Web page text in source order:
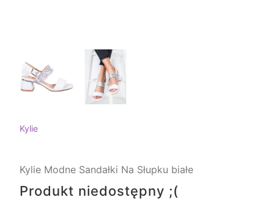
Kylie
Kylie Modne Sandałki Na Słupku białe
Produkt niedostępny ;(